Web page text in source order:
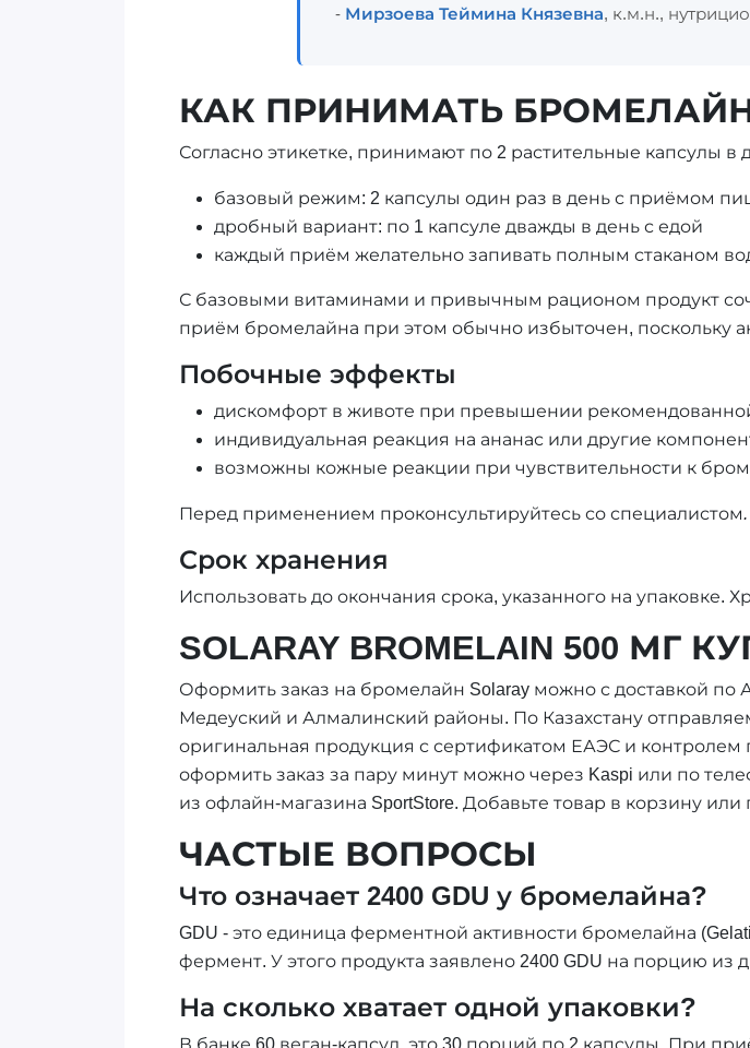
- Мирзоева Теймина Князевна, к.м.н.,
КАК ПРИНИМАТЬ БРОМЕЛАЙН
Согласно этикетке, принимают по 2 растительные капсулы в
базовый режим: 2 капсулы один раз в день с приёмом
дробный вариант: по 1 капсуле дважды в день с едой
каждый приём желательно запивать полным стаканом
С базовыми витаминами и привычным рационом продукт
приём бромелайна при этом обычно избыточен, поскольку
Побочные эффекты
дискомфорт в животе при превышении
индивидуальная реакция на ананас или другие
возможны кожные реакции при чувствительности к
Перед применением проконсультируйтесь со специалистом.
Срок хранения
Использовать до окончания срока, указанного на упаковке.
SOLARAY BROMELAIN 500
Оформить заказ на бромелайн Solaray можно с доставкой по
Медеуский и Алмалинский районы. По Казахстану
оригинальная продукция с сертификатом ЕАЭС и контролем
оформить заказ за пару минут можно через Kaspi или по
из офлайн-магазина SportStore. Добавьте товар в корзину
ЧАСТЫЕ ВОПРОСЫ
Что означает 2400 GDU у бромелайна?
GDU - это единица ферментной активности бромелайна
фермент. У этого продукта заявлено 2400 GDU на порцию из
На сколько хватает одной упаковки?
В банке 60 веган-капсул, это 30 порций по 2 капсулы. При